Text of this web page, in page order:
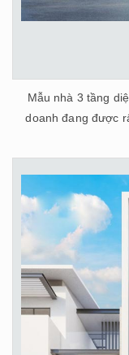
Mẫu nhà 3 tầng
doanh đang được